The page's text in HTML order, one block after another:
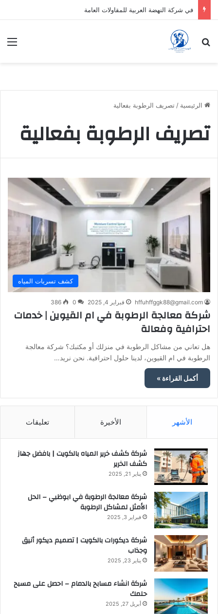
في شركة النهضة العربية للمقاولات العامة
بحث عن
الرئيسية / تصريف الرطوبة بفعالية
تصريف الرطوبة بفعالية
كشف تسربات المياه
hffuhffggk88@gmail.com فبراير 4, 2025 0
386
شركة معالجة الرطوبة في ام القيوين | خدمات
احترافية وفعالة
هل تعاني من مشاكل الرطوبة في منزلك أو مكتبك؟ شركة معالجة
الرطوبة في ام القيوين، لدينا حلول احترافية. نحن نريد…
أكمل القراءة »
الأشهر الأخيرة تعليقات
شركة كشف خرير المياه بالكويت | بافضل جهاز
كشف الخرير
يناير 21, 2025
شركة معالجة الرطوبة في ابوظبي – الحل
الأمثل لمشاكل الرطوبة
فبراير 3, 2025
شركة ديكورات بالكويت | تصميم ديكور أنيق
وجذاب
يناير 23, 2025
شركة انشاء مسابح بالدمام – احصل على مسبح
حلمك
أبريل 27, 2025